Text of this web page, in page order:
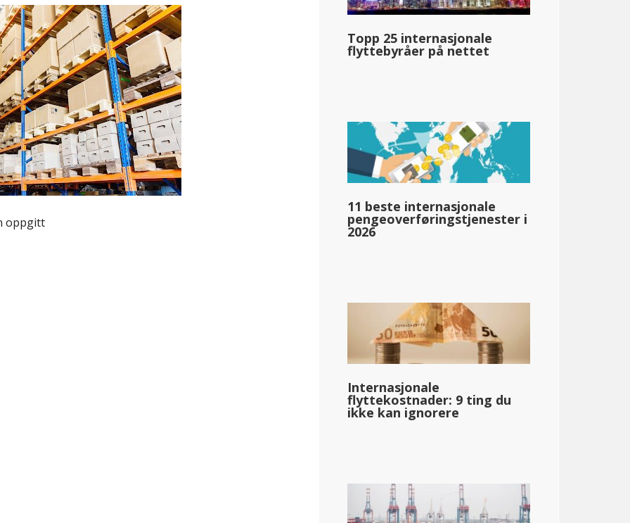
oppgitt
Topp 25 internasjonale
flyttebyråer på nettet
11 beste internasjonale
pengeoverføringstjenester i
2026
Internasjonale
flyttekostnader: 9 ting du
ikke kan ignorere